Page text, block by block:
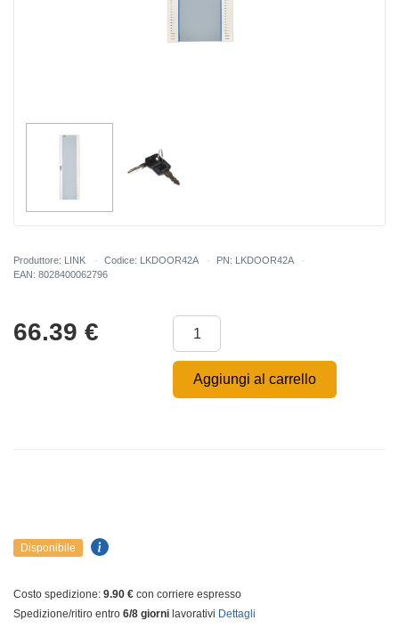
Produttore: LINK Codice: LKDOOR42A
PN: LKDOOR42A
EAN: 8028400062796
66.39 €
Aggiungi al carrello
Disponibile
Costo spedizione: 9.90 € con corriere espresso
Spedizione/ritiro entro 6/8 giorni lavorativi Dettagli